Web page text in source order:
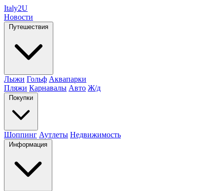
Italy2U
Новости
Путешествия
Лыжи Гольф Аквапарки
Пляжи Карнавалы Авто Ж/д
Покупки
Шоппинг Аутлеты Недвижимость
Информация